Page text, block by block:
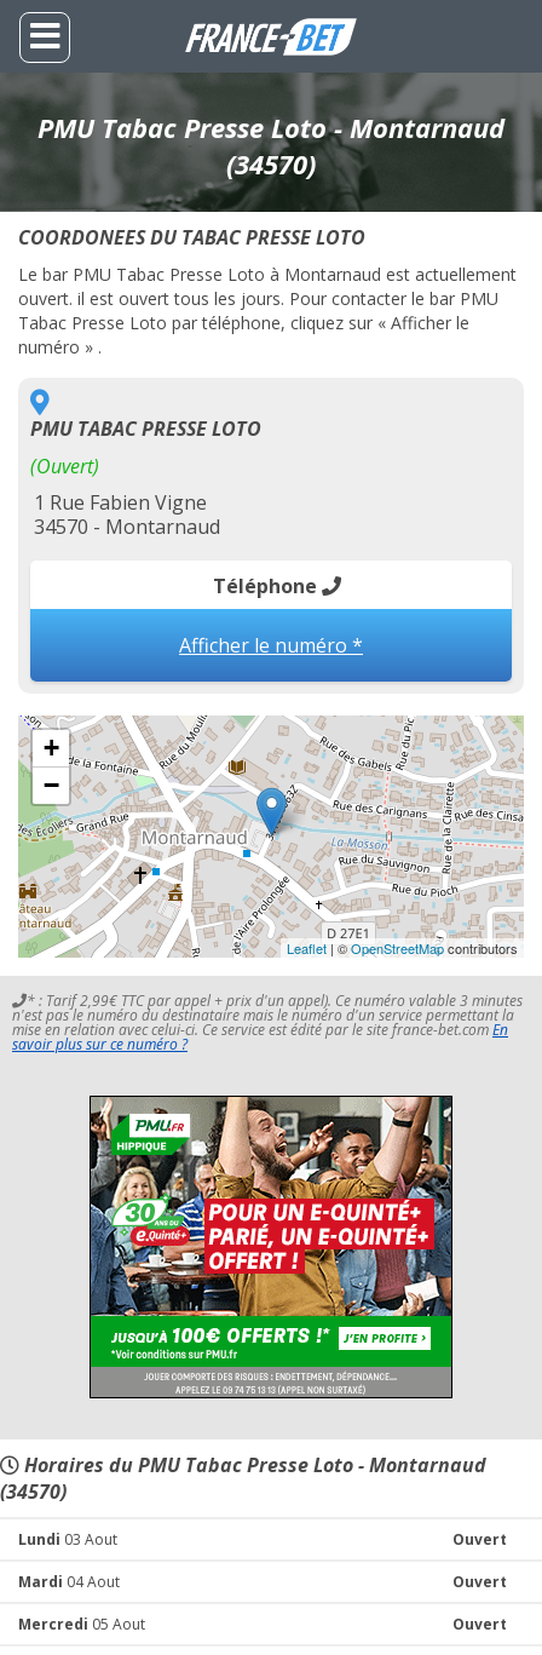
PMU Tabac Presse Loto - Montarnaud
(34570)
COORDONEES DU TABAC PRESSE LOTO
Le bar PMU Tabac Presse Loto à Montarnaud est actuellement
ouvert. il est ouvert tous les jours. Pour contacter le bar PMU
Tabac Presse Loto par téléphone, cliquez sur « Afficher le
numéro » .
PMU TABAC PRESSE LOTO
(Ouvert)
1 Rue Fabien Vigne
34570 - Montarnaud
Téléphone
Afficher le numéro *
+
−
Leaflet | ©OpenStreetMapcontributors
* : Tarif 2,99€ TTC par appel + prix d'un appel). Ce numéro valable 3 minutes
n'est pas le numéro du destinataire mais le numéro d'un service permettant la
mise en relation avec celui-ci. Ce service est édité par le site france-bet.comEn
savoir plus sur ce numéro ?
Horaires du PMU Tabac Presse Loto - Montarnaud
(34570)
Lundi 03 Aout Ouvert
Mardi 04 Aout Ouvert
Mercredi 05 Aout Ouvert